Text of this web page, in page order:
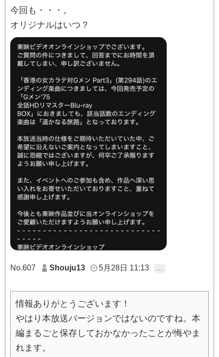
今回も・・・。
オリジナルはいつ？
No.607 Shouju13 5月28日 11:13
情報ありがとうございます！
やはり本放送バージョンではないのですね。本
編まるごと保存しておかなかったことが悔やま
れます。